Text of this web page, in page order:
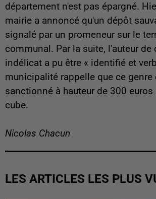
département n'est pas épargné.
mairie a annoncé qu'un dépôt
signalé par un promeneur sur le
communal. Par la suite, l'auteur de
indélicat a pu être « identifié et
municipalité rappelle que ce genre
sanctionné à hauteur de 300 euros
cube.
Nicolas Chacun
LES ARTICLES LES PLUS